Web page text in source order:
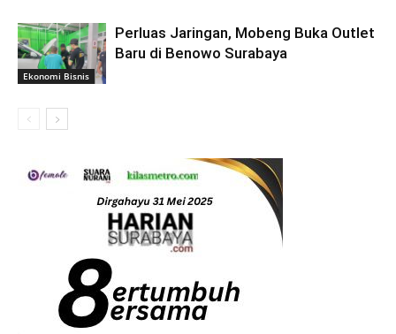
Ekonomi Bisnis
Perluas Jaringan, Mobeng Buka Outlet
Baru di Benowo Surabaya